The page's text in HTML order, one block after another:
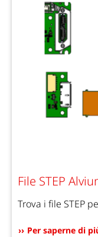
File STEP
Trova i file STEP
Per saperne di